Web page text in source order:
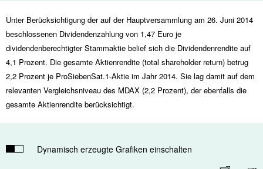
Unter Berücksichtigung der auf der Hauptversammlung am 26. Juni 2014
beschlossenen Dividendenzahlung von 1,47 Euro je
dividendenberechtigter Stammaktie belief sich die Dividendenrendite auf
4,1 Prozent. Die gesamte Aktienrendite (total shareholder return) betrug
2,2 Prozent je ProSiebenSat.1-Aktie im Jahr 2014. Sie lag damit auf dem
relevanten Vergleichsniveau des MDAX (2,2 Prozent), der ebenfalls die
gesamte Aktienrendite berücksichtigt.
Dynamisch erzeugte Grafiken einschalten